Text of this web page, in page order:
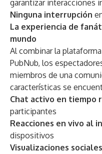
garantizar interacciones
Ninguna interrupción
La experiencia de
mundo
Al combinar la
PubNub, los
miembros de una
características se
Chat activo en tiempo
participantes
Reacciones en vivo al
dispositivos
Visualizaciones sociales